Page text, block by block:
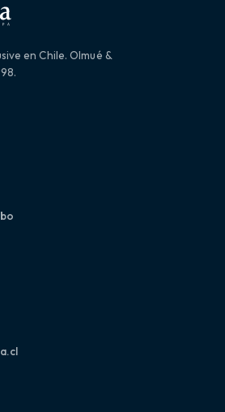
en Chile. Olmué &